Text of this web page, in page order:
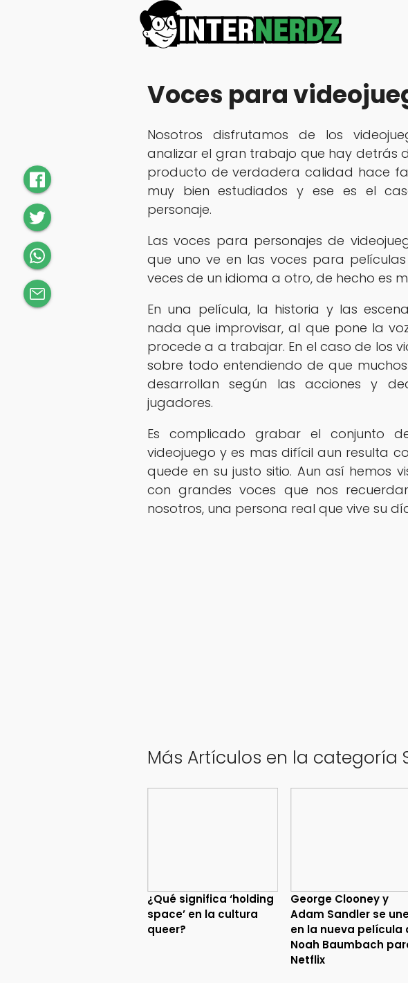
Voces para
Nosotros disfrutamos de los
analizar el gran trabajo que hay detrás
producto de verdadera calidad hace
muy bien estudiados y ese es el
personaje.
Las voces para personajes de
que uno ve en las voces para
veces de un idioma a otro, de hecho es
En una película, la historia y las
nada que improvisar, al que pone la
procede a a trabajar. En el caso de los
sobre todo entendiendo de que
desarrollan según las acciones y
jugadores.
Es complicado grabar el conjunto
videojuego y es mas difícil aun resulta
quede en su justo sitio. Aun así hemos
con grandes voces que nos
nosotros, una persona real que vive su
Más Artículos en la categoría
¿Qué significa ‘holding
space’ en la cultura
queer?
George Clooney y
Adam Sandler se
en la nueva película
Noah Baumbach
Netflix